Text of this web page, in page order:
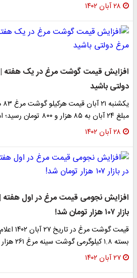
۲۸ آبان ۱۴۰۲
افزایش قیمت گوشت مرغ در یک هفته |
دولتی باشید
مبلغ ۲۴ آبان به ۸۵ هزار و ۸۰۰ تومان رسید؛ امروز ۲۷…
۲۸ آبان ۱۴۰۲
بازار ۱۰۷ هزار تومان شد!
قیمت
بسته ۱.۸ کیلوگرمی گوشت سینه مرغ ۲۶۱ هزار تومان است.
۲۷ آبان ۱۴۰۲